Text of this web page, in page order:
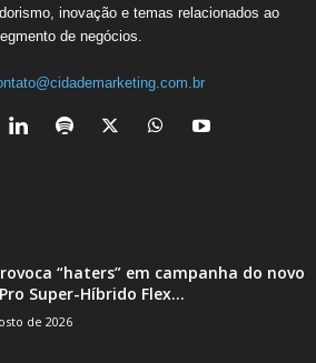
inovação e temas relacionados ao
de negócios.
“haters” em campanha do novo
Super-Híbrido Flex...
de 2026